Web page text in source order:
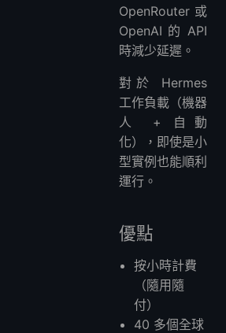
OpenRouter 或
OpenAI 的 API
時減少延遲。
對於 Hermes
工作負載（機器
人 + 自動
化），即使是小
型實例也能順利
運行。
優點
按小時計費
（隨用隨
付）
40 多個全球